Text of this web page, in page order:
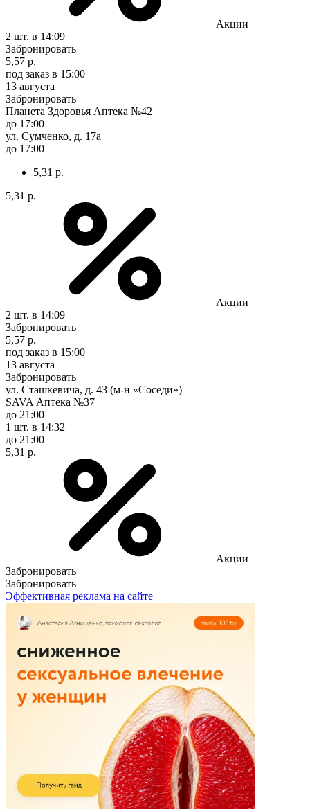
Акции
2 шт. в 14:09
Забронировать
5,57 р.
под заказ в 15:00
13 августа
Забронировать
Планета Здоровья Аптека №42
до 17:00
ул. Сумченко, д. 17а
до 17:00
5,31 р.
5,31 р.
Акции
2 шт. в 14:09
Забронировать
5,57 р.
под заказ в 15:00
13 августа
Забронировать
ул. Сташкевича, д. 43 (м-н «Соседи»)
SAVA Аптека №37
до 21:00
1 шт. в 14:32
до 21:00
5,31 р.
Акции
Забронировать
Забронировать
Эффективная реклама на сайте